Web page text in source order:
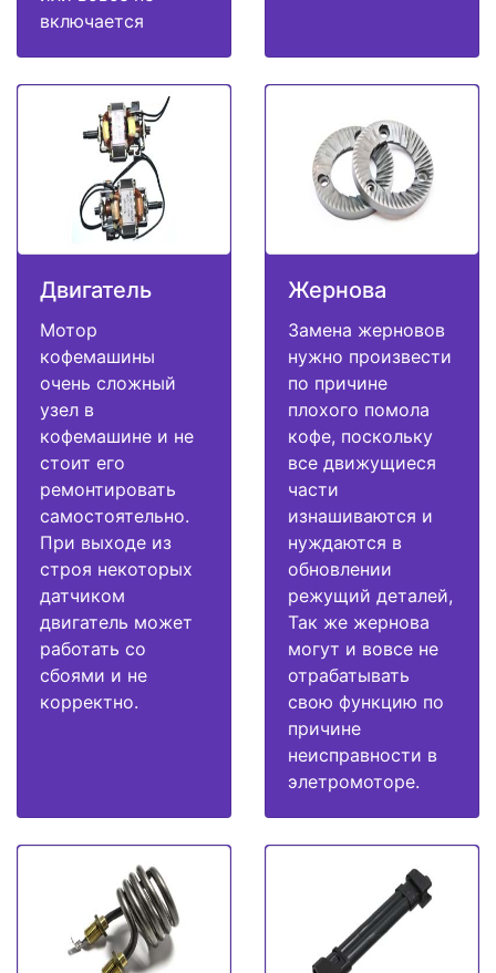
включается
Двигатель
Мотор
кофемашины
очень сложный
узел в
кофемашине и не
стоит его
ремонтировать
самостоятельно.
При выходе из
строя некоторых
датчиком
двигатель может
работать со
сбоями и не
корректно.
Жернова
Замена жерновов
нужно произвести
по причине
плохого помола
кофе, поскольку
все движущиеся
части
изнашиваются и
нуждаются в
обновлении
режущий деталей,
Так же жернова
могут и вовсе не
отрабатывать
свою функцию по
причине
неисправности в
элетромоторе.